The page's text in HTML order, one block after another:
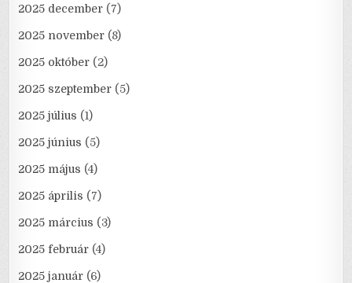
2025 december (7)
2025 november (8)
2025 október (2)
2025 szeptember (5)
2025 július (1)
2025 június (5)
2025 május (4)
2025 április (7)
2025 március (3)
2025 február (4)
2025 január (6)